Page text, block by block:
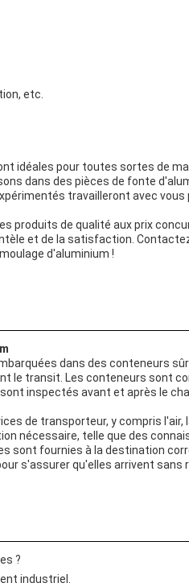
etc.
idéales pour toutes sortes de
dans des pièces de fonte
travailleront avec vous
produits de qualité aux prix
et de la satisfaction.
d'aluminium !
dans des conteneurs
le transit. Les conteneurs sont
inspectés avant et après le
de transporteur, y compris l'air,
nécessaire, telle que des
sont fournies à la destination
s'assurer qu'elles arrivent sans
?
industriel.